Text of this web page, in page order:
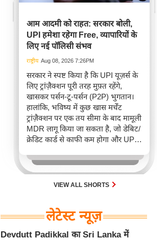
आम आदमी को राहत: सरकार बोली,
UPI हमेशा रहेगा Free, व्यापारियों के
लिए नई पॉलिसी संभव
राष्ट्रीय Aug 08, 2026 7:26PM
सरकार ने स्पष्ट किया है कि UPI यूज़र्स के
लिए ट्रांज़ैक्शन पूरी तरह मुफ़्त रहेंगे,
खासकर पर्सन-टू-पर्सन (P2P) भुगतान।
हालांकि, भविष्य में कुछ खास मर्चेंट
ट्रांज़ैक्शन पर एक तय सीमा के बाद मामूली
MDR लागू किया जा सकता है, जो डेबिट/
क्रेडिट कार्ड से काफी कम होगा और UPI
VIEW ALL SHORTS
लेटेस्ट न्यूज़
Devdutt Padikkal का Sri Lanka में